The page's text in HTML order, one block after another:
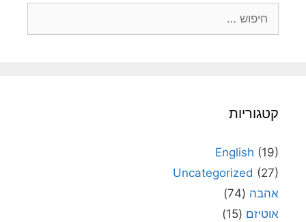
קטגוריות
English (19)
Uncategorized (27)
אהבה (74)
אוטיזם (15)